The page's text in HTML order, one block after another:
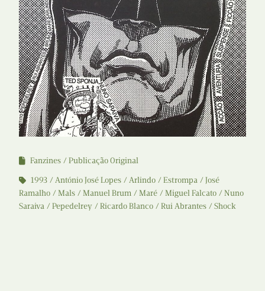
Fanzines
Publicação Original
1993
António José Lopes Arlindo Estrompa
José
Ramalho
Mals Manuel Brum Maré Miguel Falcato
Nuno
Saraiva
Pepedelrey Ricardo Blanco Rui Abrantes Shock